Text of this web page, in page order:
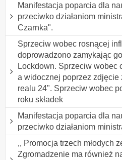
Manifestacja poparcia dla
przeciwko działaniom
Czarnka".
Sprzeciw wobec rosnącej
doprowadzono zamykając
Lockdown. Sprzeciw wobec
a widocznej poprzez zdjęcie
realu 24". Sprzeciw wobec
roku składek
Manifestacja poparcia dla
przeciwko działaniom
,, Promocja trzech młodych
Zgromadzenie ma również